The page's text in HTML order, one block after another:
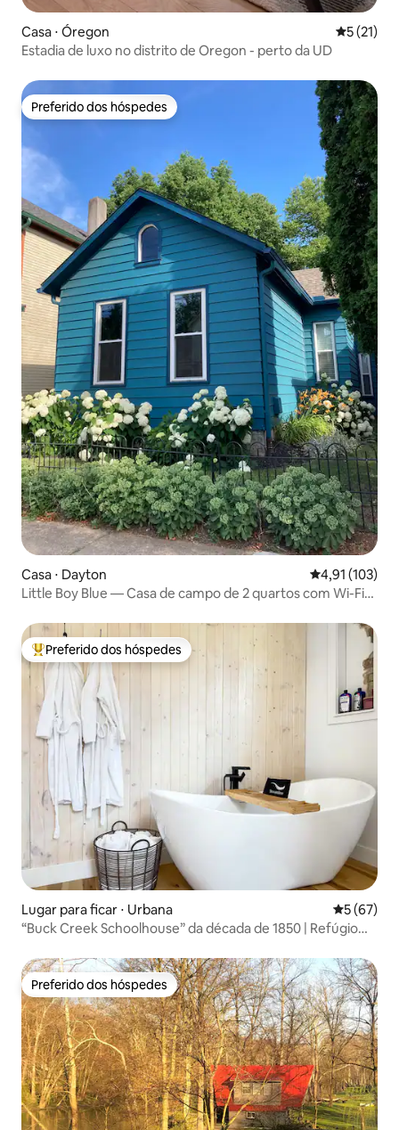
Casa ⋅ Óregon 5 de uma
5 (21)
Estadia de luxo no distrito de Oregon - perto da UD
Preferido dos hóspedes
Preferido dos hóspedes
Casa ⋅ Dayton 4,91 de uma
4,91 (103)
Little Boy Blue — Casa de campo de 2 quartos com Wi-Fi
Entre os melhores preferidos dos hóspedes
Preferido dos hóspedes
Lugar para ficar ⋅ Urbana 5 de uma
5 (67)
“Buck Creek Schoolhouse” da década de 1850 | Refúgio
Preferido dos hóspedes
Preferido dos hóspedes